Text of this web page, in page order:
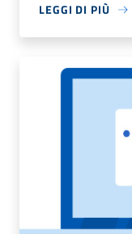
LEGGI DI PIÙ